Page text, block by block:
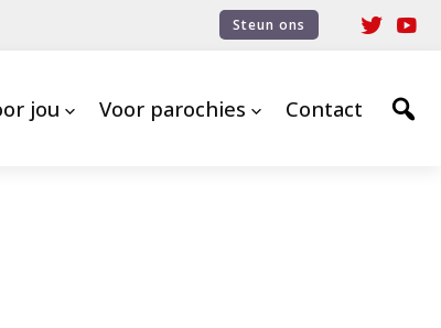
Steun ons
jou Voor parochies Contact